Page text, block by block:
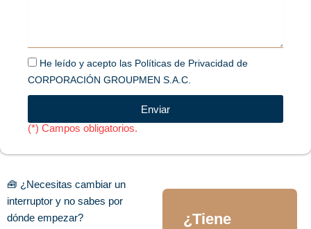
He
leído
Políticas
Privacidad
EDUMED
IMPORT
S.A.C
He leído y acepto las Políticas de Privacidad de
CORPORACIÓN GROUPMEN S.A.C.
Enviar
(*) Campos obligatorios.
🧰 ¿Necesitas cambiar un
interruptor y no sabes por
dónde empezar?
¿Tiene